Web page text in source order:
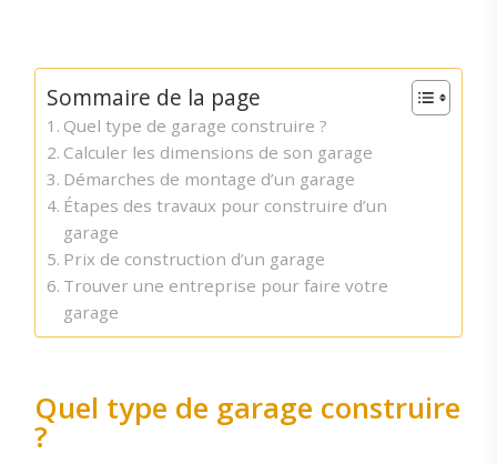
Sommaire de la page
Quel type de garage construire ?
Calculer les dimensions de son garage
Démarches de montage d’un garage
Étapes des travaux pour construire d’un
garage
Prix de construction d’un garage
Trouver une entreprise pour faire votre
garage
Quel type de garage construire
?